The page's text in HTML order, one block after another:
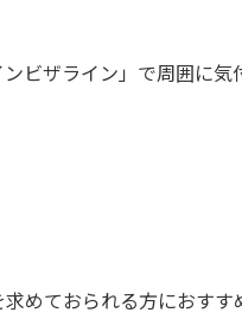
ビザライン」で周囲に気
めておられる方におすす